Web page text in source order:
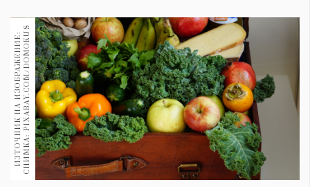
Книги
30+ 1970
Гурме 1710
Пътувай
237
Здраве 389
И
З
Т
О
Ч
Н
И
К
Н
А
И
З
О
Б
Р
А
Ж
Е
Н
И
Е
:
С
Н
И
М
К
А
:
P
I
X
A
B
A
Y
.
C
O
M
/
D
O
M
O
K
US